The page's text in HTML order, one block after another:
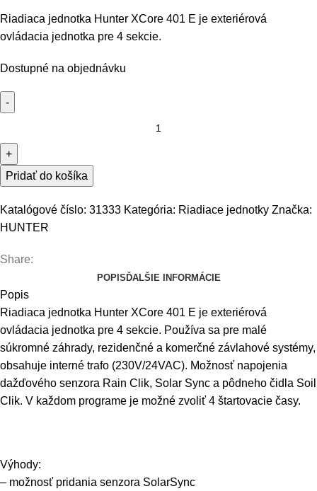
Riadiaca jednotka Hunter XCore 401 E je exteriérová
ovládacia jednotka pre 4 sekcie.
Dostupné na objednávku
jednotka
Hunter
401
E
exteriérová
Pridať do košíka
Katalógové číslo: 31333 Kategória: Riadiace jednotky Značka:
HUNTER
Share:
POPISĎALŠIE INFORMÁCIE
Popis
Riadiaca jednotka Hunter XCore 401 E je exteriérová
ovládacia jednotka pre 4 sekcie. Používa sa pre malé
súkromné záhrady, rezidenčné a komerčné závlahové systémy,
obsahuje interné trafo (230V/24VAC). Možnosť napojenia
dažďového senzora Rain Clik, Solar Sync a pôdneho čidla Soil
Clik. V každom programe je možné zvoliť 4 štartovacie časy.
Výhody:
– možnosť pridania senzora SolarSync